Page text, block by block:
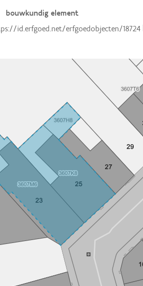
bouwkundig element
id.erfgoed.net/erfgoedobjecten/18724